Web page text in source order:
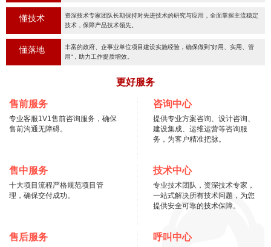
懂技术
资深技术专家团队长期保持对先进技术的研究与应用，全面掌握主流稳定
技术，保障产品技术领先。
懂落地
丰富的政府、企事业单位项目建设实施经验，确保做到“好用、实用、管
用“，助力工作提质增效。
更好服务
售前服务
专业客服1V1售前咨询服务，确保
售前沟通无障碍。
咨询中心
提供专业方案咨询、设计咨询、
建设集成、运维运营等咨询服
务，为客户精准把脉。
售中服务
十大项目流程严格规范项目管
理，确保交付成功。
技术中心
专业技术团队，资深技术专家，
一站式解决所有技术问题，为您
提供安全可靠的技术保障。
售后服务 呼叫中心